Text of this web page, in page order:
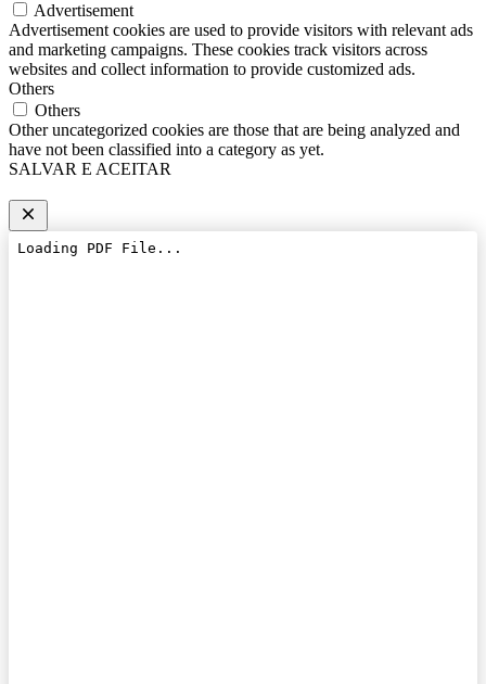
Advertisement
Advertisement cookies are used to provide visitors with relevant ads
and marketing campaigns. These cookies track visitors across
websites and collect information to provide customized ads.
Others
Others
Other uncategorized cookies are those that are being analyzed and
have not been classified into a category as yet.
SALVAR E ACEITAR